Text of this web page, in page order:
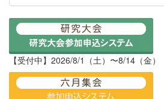
【受付中】2026/8/1（土）〜8/14（金）